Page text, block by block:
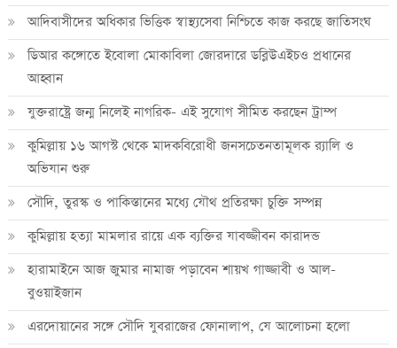
আদিবাসীদের অধিকার ভিত্তিক স্বাস্থ্যসেবা নিশ্চিতে কাজ করছে জাতিসংঘ
ডিআর কঙ্গোতে ইবোলা মোকাবিলা জোরদারে ডব্লিউএইচও প্রধানের
আহ্বান
যুক্তরাষ্ট্রে জন্ম নিলেই নাগরিক- এই সুযোগ সীমিত করছেন ট্রাম্প
কুমিল্লায় ১৬ আগস্ট থেকে মাদকবিরোধী জনসচেতনতামূলক র‍্যালি ও
অভিযান শুরু
সৌদি, তুরস্ক ও পাকিস্তানের মধ্যে যৌথ প্রতিরক্ষা চুক্তি সম্পন্ন
কুমিল্লায় হত্যা মামলার রায়ে এক ব্যক্তির যাবজ্জীবন কারাদন্ড
হারামাইনে আজ জুমার নামাজ পড়াবেন শায়খ গাজ্জাবী ও আল-
বুওয়াইজান
এরদোয়ানের সঙ্গে সৌদি যুবরাজের ফোনালাপ, যে আলোচনা হলো